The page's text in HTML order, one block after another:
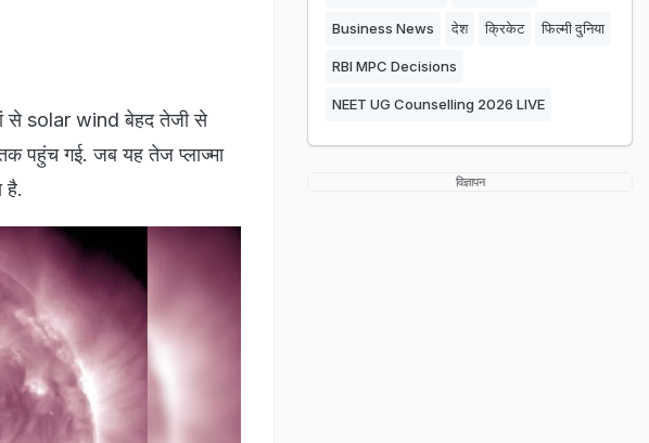
से solar wind बेहद तेजी से
पहुंच गई. जब यह तेज प्लाज्मा
है.
Business News देश क्रिकेट फिल्मी दुनिया
RBI MPC Decisions
NEET UG Counselling 2026 LIVE
विज्ञापन